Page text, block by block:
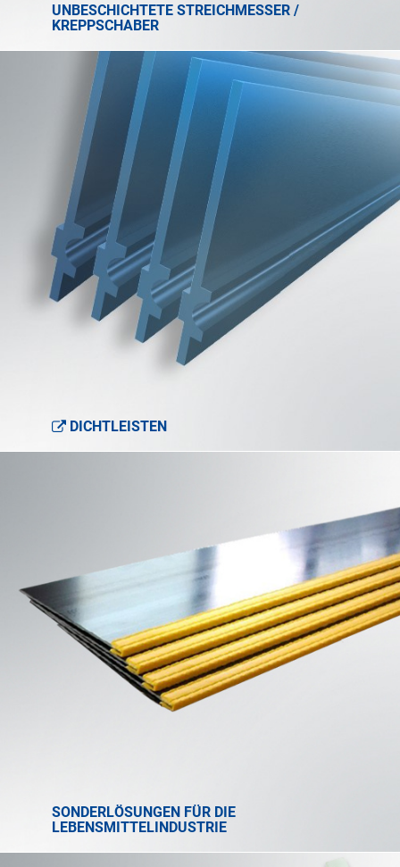
UNBESCHICHTETE STREICHMESSER /
KREPPSCHABER
DICHTLEISTEN
SONDERLÖSUNGEN FÜR DIE
LEBENSMITTELINDUSTRIE